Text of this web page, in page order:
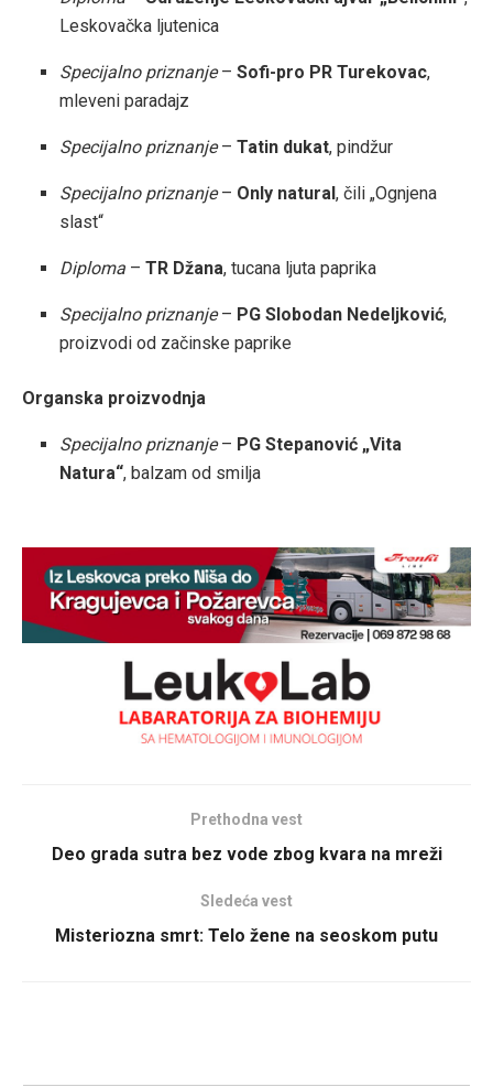
Leskovačka ljutenica
Specijalno priznanje–Sofi-pro PR Turekovac,
mleveni paradajz
Specijalno priznanje–Tatin dukat, pindžur
Specijalno priznanje– Only natural, čili „Ognjena
slast“
Diploma –TR Džana, tucana ljuta paprika
Specijalno priznanje– PG Slobodan Nedeljković,
proizvodi od začinske paprike
Organska proizvodnja
Specijalno priznanje– PG Stepanović „Vita
Natura“, balzam od smilja
Prethodna vest
Deo grada sutra bez vode zbog kvara na mreži
Sledeća vest
Misteriozna smrt: Telo žene na seoskom putu